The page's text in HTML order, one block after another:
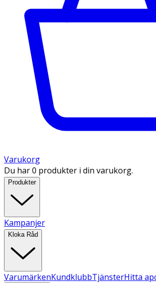
Varukorg
Du har 0 produkter i din varukorg.
Produkter
Kampanjer
Kloka Råd
VarumärkenKundklubbTjänsterHitta